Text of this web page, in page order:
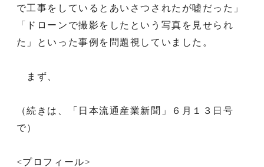
で工事をしているとあいさつされたが嘘だった」
「ドローンで撮影をしたという写真を見せられ
た」といった事例を問題視していました。
まず、
（続きは、「日本流通産業新聞」６月１３日号
で）
<プロフィール>